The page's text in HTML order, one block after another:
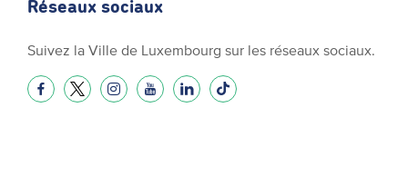
Réseaux sociaux
Suivez la Ville de Luxembourg sur les réseaux sociaux.